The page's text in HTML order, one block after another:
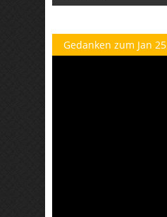
Gedanken zum Jan 25